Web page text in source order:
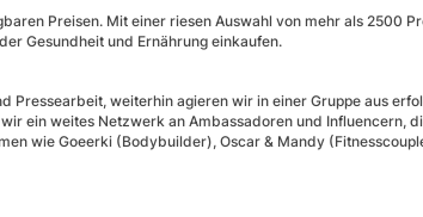
Preisen. Mit einer riesen Auswahl von mehr als 2500
Gesundheit und Ernährung einkaufen.
Pressearbeit, weiterhin agieren wir in einer Gruppe aus
ein weites Netzwerk an Ambassadoren und Influencern,
wie Goeerki (Bodybuilder), Oscar & Mandy